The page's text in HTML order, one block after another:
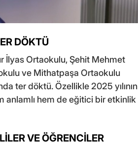
DÖKTÜ
İlyas Ortaokulu, Şehit Mehmet
ve Mithatpaşa Ortaokulu
ter döktü. Özellikle 2025 yılının
anlamlı hem de eğitici bir etkinlik
VE ÖĞRENCİLER